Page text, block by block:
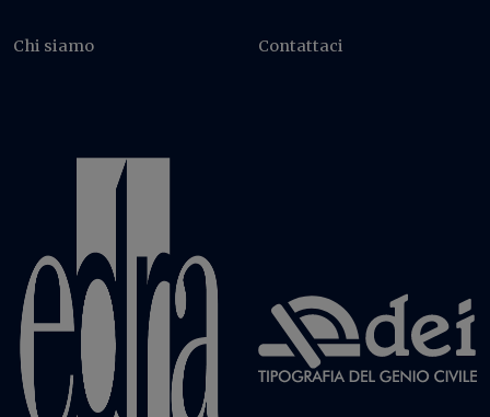
Chi siamo Contattaci